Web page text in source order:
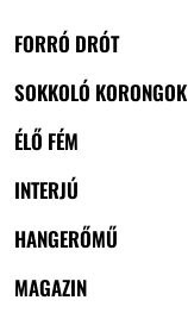
FORRÓ DRÓT
SOKKOLÓ KORONGOK
ÉLŐ FÉM
INTERJÚ
HANGERŐMŰ
MAGAZIN